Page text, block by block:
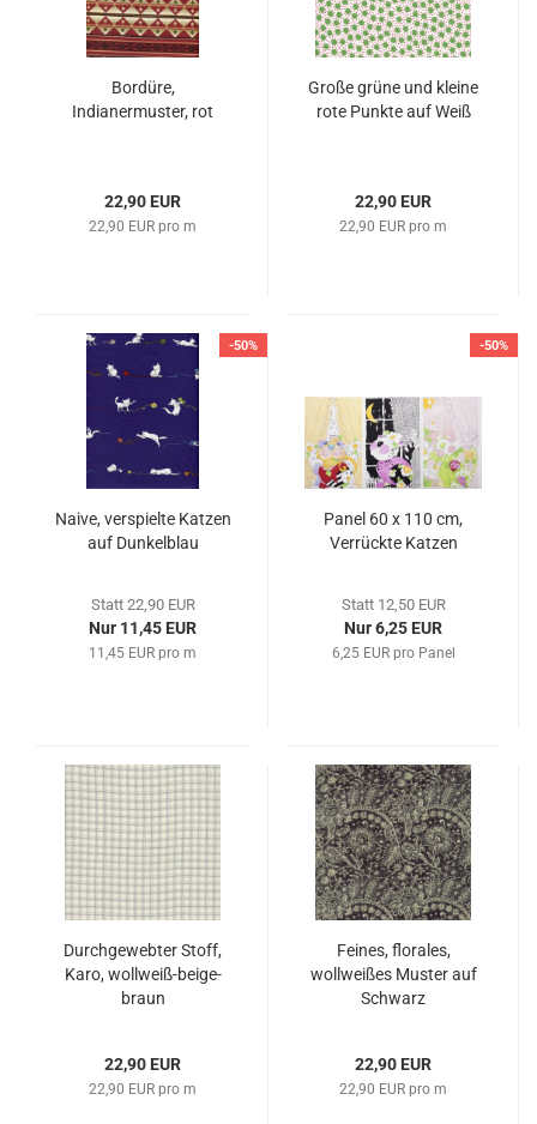
Bordüre,
Indianermuster, rot
22,90 EUR
22,90 EUR pro m
Große grüne und kleine
rote Punkte auf Weiß
22,90 EUR
22,90 EUR pro m
-50%
Naive, verspielte Katzen
auf Dunkelblau
Statt 22,90 EUR
Nur 11,45 EUR
11,45 EUR pro m
-50%
Panel 60 x 110 cm,
Verrückte Katzen
Statt 12,50 EUR
Nur 6,25 EUR
6,25 EUR pro Panel
Durchgewebter Stoff,
Karo, wollweiß-beige-
braun
22,90 EUR
22,90 EUR pro m
Feines, florales,
wollweißes Muster auf
Schwarz
22,90 EUR
22,90 EUR pro m